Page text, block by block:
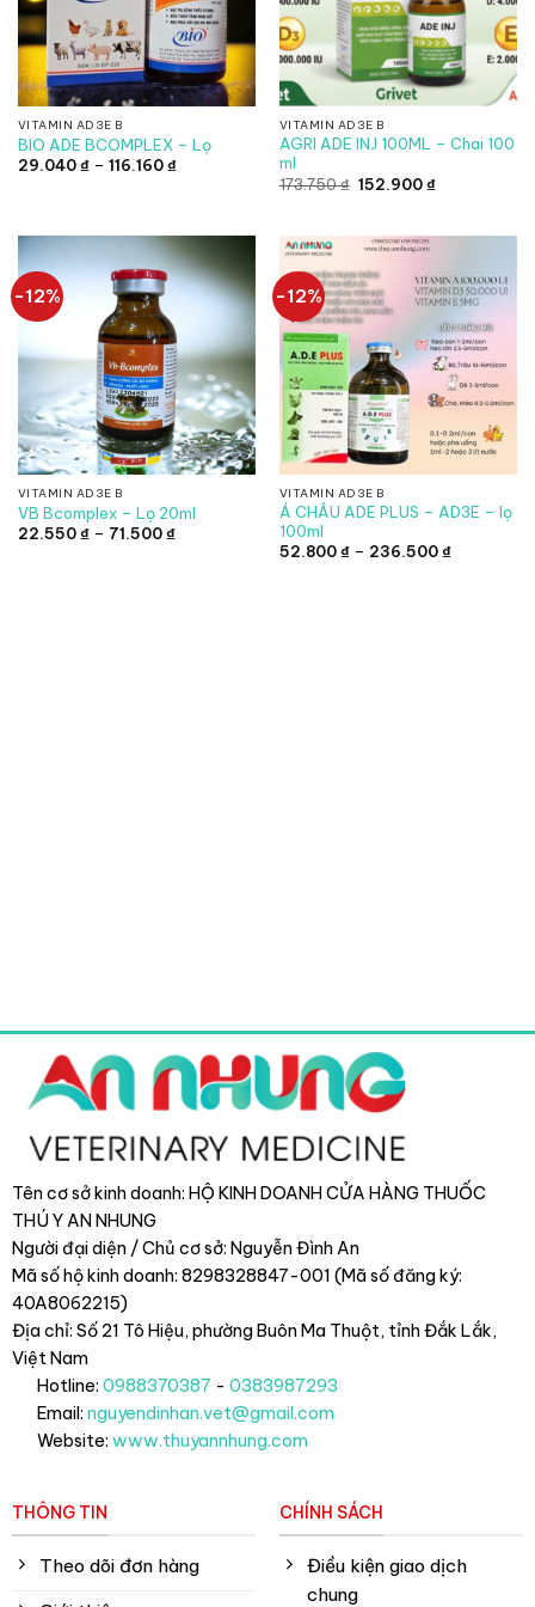
VITAMIN AD3E B
BIO ADE BCOMPLEX – Lọ
29.040₫ – 116.160₫Khoảng
116.160 ₫
VITAMIN AD3E B
AGRI ADE INJ 100ML – Chai 100
ml
173.750₫ Giá
gốc
152.900₫Giá
hiện
152.900 ₫.
-12%
VITAMIN AD3E B
VB Bcomplex – Lọ 20ml
22.550₫ – 71.500₫Khoảng
-12%
VITAMIN AD3E B
Á CHÂU ADE PLUS – AD3E – lọ
100ml
52.800₫ – 236.500₫Khoảng
Tên cơ sở kinh doanh: HỘ KINH DOANH CỬA HÀNG THUỐC
THÚ Y AN NHUNG
Người đại diện / Chủ cơ sở: Nguyễn Đình An
Mã số hộ kinh doanh: 8298328847-001 (Mã số đăng ký:
40A8062215)
Địa chỉ: Số 21 Tô Hiệu, phường Buôn Ma Thuột, tỉnh Đắk Lắk,
Việt Nam
Hotline: 0988370387 - 0383987293
Email: nguyendinhan.vet@gmail.com
Website: www.thuyannhung.com
THÔNG TIN
Theo dõi đơn hàng
CHÍNH SÁCH
Điều kiện giao dịch
chung